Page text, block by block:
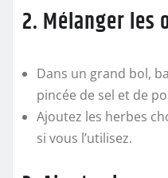
2. Mélanger les
Dans un grand bol,
pincée de sel et de
Ajoutez les herbes
si vous l’utilisez.